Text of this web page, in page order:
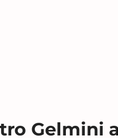
Gelmini